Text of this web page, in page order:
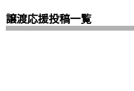
譲渡応援投稿一覧